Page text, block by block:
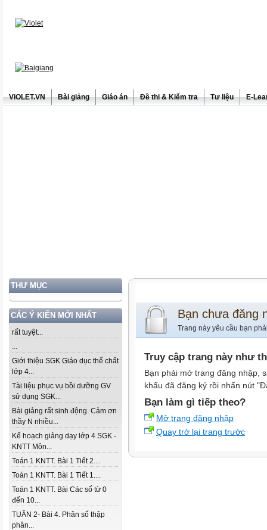
ViOLET.VN Bài giảng Giáo án Đề thi & Kiểm tra Tư liệu E-
THƯ MỤC
CÁC Ý KIẾN MỚI NHẤT
rất tuyệt...
...
Giới thiệu SGK Giáo dục thể chất
lớp 4...
Tài liệu phục vụ bồi dưỡng GV
sử dụng SGK...
Bài giảng rất sinh động. Cảm ơn
thầy N nhiều...
Kế hoạch giảng dạy lớp 4 SGK -
KNTT Môn...
Toán 1 KNTT. Bài 1 Tiết 2....
Toán 1 KNTT. Bài 1 Tiết 1....
Toán 1 KNTT. Bài Các số từ 0
đến 10...
TUẦN 2- Bài 4. Phân số thập
phân...
Bạn chưa đăng
Trang này yêu cầu bạn
Truy cập trang này như
Bạn phải mở trang đăng nhập,
khẩu đã đăng ký rồi nhấn nút
Bạn làm gì tiếp theo?
Mở trang đăng nhập
Quay trở lại trang trước